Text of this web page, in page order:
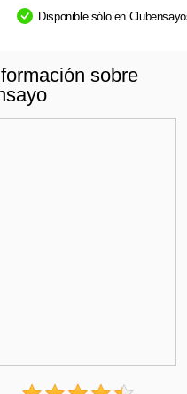
Disponible sólo en
sobre